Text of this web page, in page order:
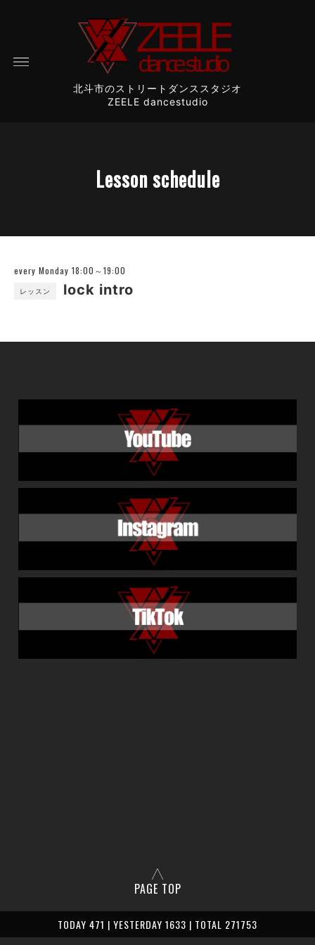
北斗市のストリートダンススタジオ
ZEELE dancestudio
Lesson schedule
every Monday 18:00～19:00
レッスン lock intro
PAGE TOP
TODAY 471 | YESTERDAY 1633 | TOTAL 271753